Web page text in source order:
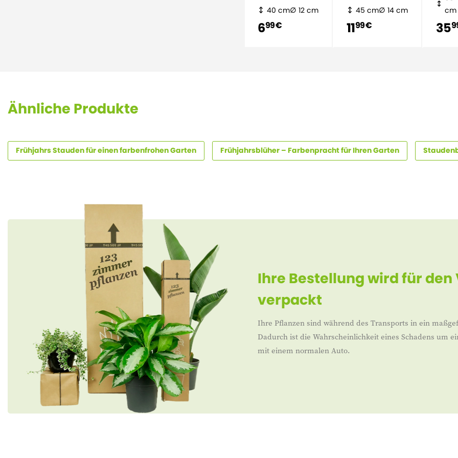
40 cm 12 cm
699 €
45 cm
14 cm
1199 €
cm
35
Ähnliche Produkte
Frühjahrs Stauden für einen farbenfrohen Garten Frühjahrsblüher – Farbenpracht für Ihren Garten
Ihre Bestellung wird für
verpackt
Ihre Pflanzen sind während des Transports in ein
Dadurch ist die Wahrscheinlichkeit eines Schadens um
mit einem normalen Auto.